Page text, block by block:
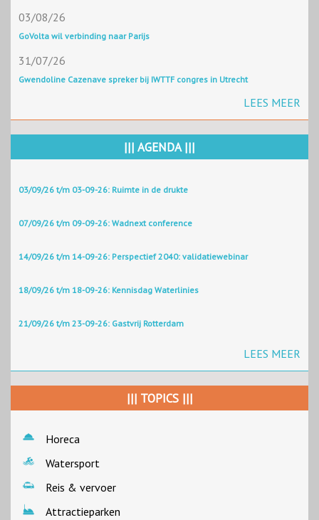
03/08/26
GoVolta wil verbinding naar Parijs
31/07/26
Gwendoline Cazenave spreker bij IWTTF congres in Utrecht
LEES MEER
||| AGENDA |||
03/09/26 t/m 03-09-26: Ruimte in de drukte
07/09/26 t/m 09-09-26: Wadnext conference
14/09/26 t/m 14-09-26: Perspectief 2040: validatiewebinar
18/09/26 t/m 18-09-26: Kennisdag Waterlinies
21/09/26 t/m 23-09-26: Gastvrij Rotterdam
LEES MEER
||| TOPICS |||
Horeca
Watersport
Reis & vervoer
Attractieparken